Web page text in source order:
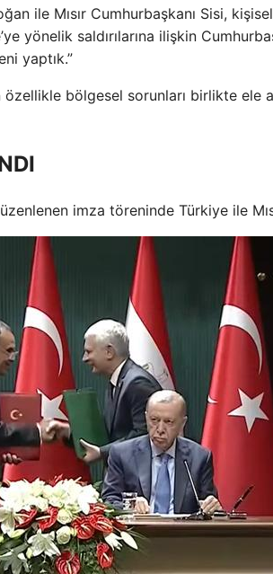
ile Mısır Cumhurbaşkanı Sisi,
yönelik saldırılarına ilişkin
yaptık.”
bölgesel sorunları birlikte ele
imza töreninde Türkiye ile